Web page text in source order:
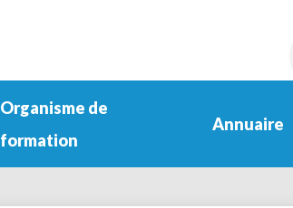
Organisme de
formation
Annuaire